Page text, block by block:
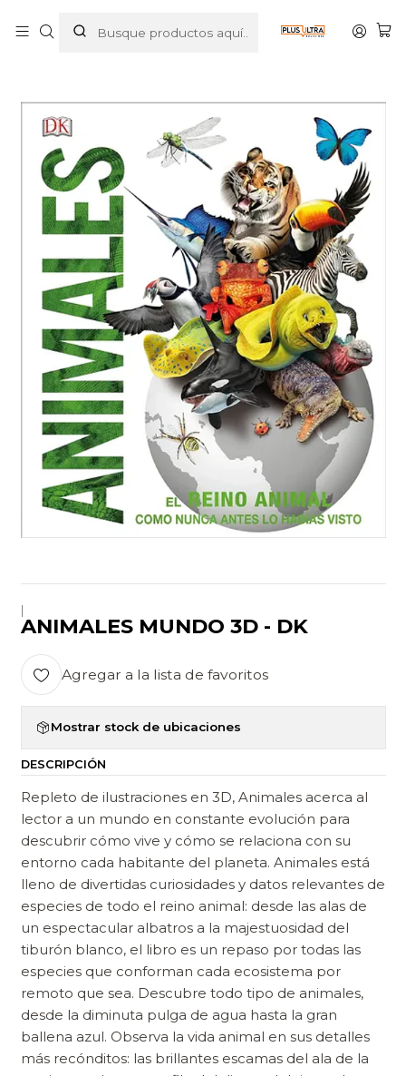
ANIMALES MUNDO 3D - DK
|
ANIMALES MUNDO 3D - DK
Agregar a la lista de favoritos
Mostrar stock de ubicaciones
DESCRIPCIÓN
Repleto de ilustraciones en 3D, Animales acerca al
lector a un mundo en constante evolución para
descubrir cómo vive y cómo se relaciona con su
entorno cada habitante del planeta. Animales está
lleno de divertidas curiosidades y datos relevantes de
especies de todo el reino animal: desde las alas de
un espectacular albatros a la majestuosidad del
tiburón blanco, el libro es un repaso por todas las
especies que conforman cada ecosistema por
remoto que sea. Descubre todo tipo de animales,
desde la diminuta pulga de agua hasta la gran
ballena azul. Observa la vida animal en sus detalles
más recónditos: las brillantes escamas del ala de la